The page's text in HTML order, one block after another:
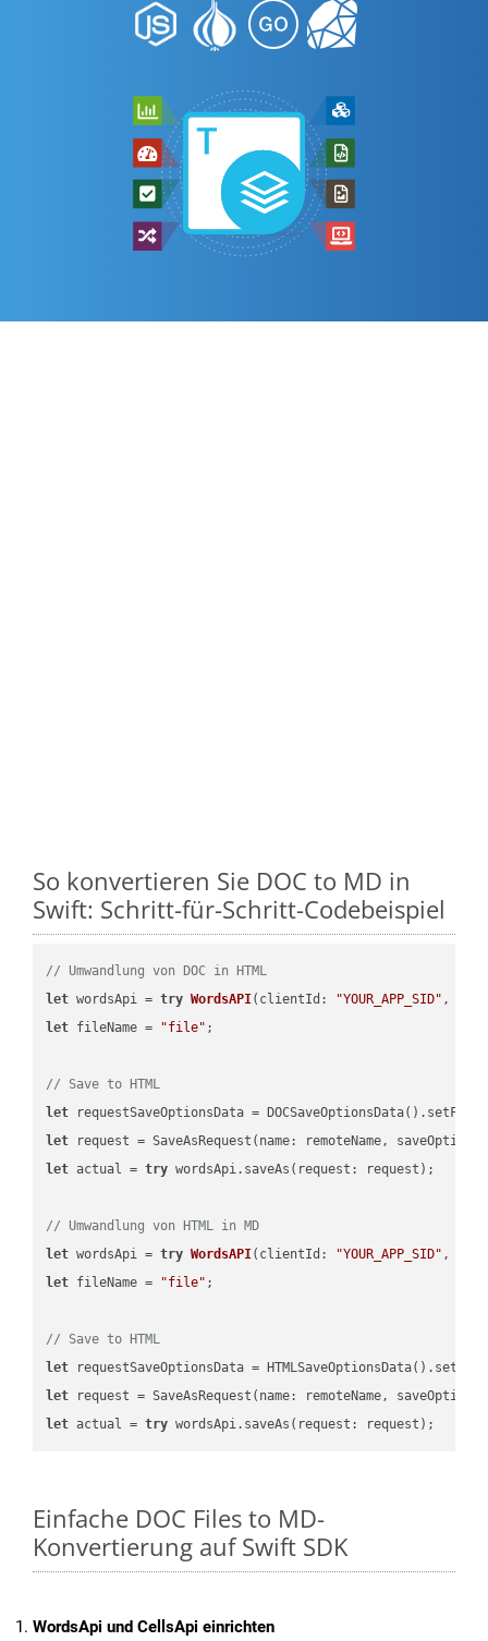
So konvertieren Sie DOC to MD in
Swift: Schritt-für-Schritt-Codebeispiel
// Umwandlung von DOC in HTML
let wordsApi = try WordsAPI( clientId: "YOUR_APP_SID" ,
let fileName = "file" ;
// Save to HTML
let requestSaveOptionsData =
let request = SaveAsRequest(name: remoteName,
let actual = try wordsApi.saveAs(request: request);
// Umwandlung von HTML in MD
let wordsApi = try WordsAPI( clientId: "YOUR_APP_SID" ,
let fileName = "file" ;
// Save to HTML
let requestSaveOptionsData =
let request = SaveAsRequest(name: remoteName,
let actual = try
Einfache DOC Files to MD-
Konvertierung auf Swift SDK
WordsApi und CellsApi einrichten